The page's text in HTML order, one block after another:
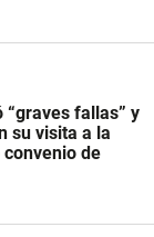
fallas” y
su visita a la
de